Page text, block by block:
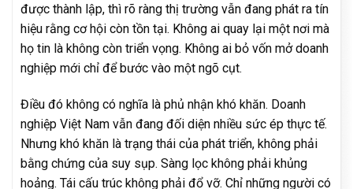
được thành lập, thì rõ ràng thị trường vẫn đang phát ra tín
hiệu rằng cơ hội còn tồn tại. Không ai quay lại một nơi mà
họ tin là không còn triển vọng. Không ai bỏ vốn mở doanh
nghiệp mới chỉ để bước vào một ngõ cụt.
Điều đó không có nghĩa là phủ nhận khó khăn. Doanh
nghiệp Việt Nam vẫn đang đối diện nhiều sức ép thực tế.
Nhưng khó khăn là trạng thái của phát triển, không phải
bằng chứng của suy sụp. Sàng lọc không phải khủng
hoảng. Tái cấu trúc không phải đổ vỡ. Chỉ những người có